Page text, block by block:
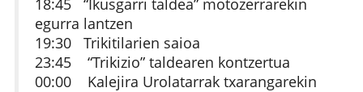
egurra lantzen
19:30 Trikitilarien saioa
23:45 “Trikizio” taldearen kontzertua
00:00 Kalejira Urolatarrak txarangarekin